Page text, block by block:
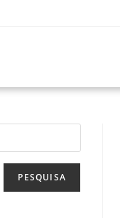
PESQUISA